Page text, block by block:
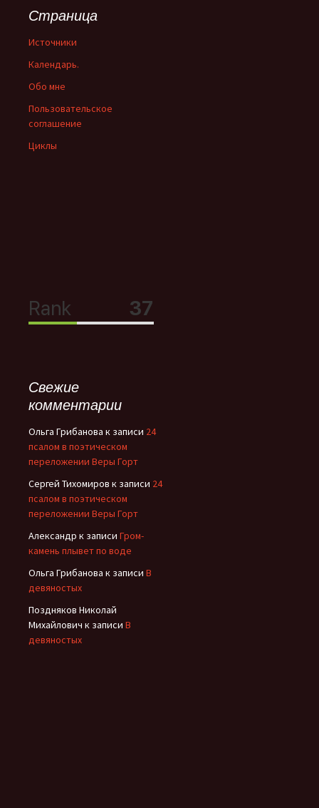
Страница
Источники
Календарь.
Обо мне
Пользовательское
соглашение
Циклы
Свежие
комментарии
Ольга Грибанова к записи 24
псалом в поэтическом
переложении Веры Горт
Сергей Тихомиров к записи 24
псалом в поэтическом
переложении Веры Горт
Александр к записи Гром-
камень плывет по воде
Ольга Грибанова к записи В
девяностых
Поздняков Николай
Михайлович к записи В
девяностых